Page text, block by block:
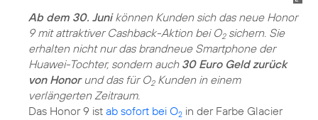
Ab dem 30. Junikönnen Kunden sich das neue Honor
9 mit attraktiver Cashback-Aktion bei O2sichern. Sie
erhalten nicht nur das brandneue Smartphone der
Huawei-Tochter, sondern auch 30 Euro Geld zurück
von Honorund das für O2Kunden in einem
verlängerten Zeitraum.
Das Honor 9 ist ab sofort bei O2 in der Farbe Glacier